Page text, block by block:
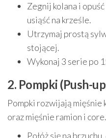
Zegnij kolana i
usiąść na krześle.
Utrzymaj prostą
stojącej.
Wykonaj 3 serie po
2. Pompki (Push-
Pompki rozwijają
oraz mięśnie ramion i core.
Połóż się na